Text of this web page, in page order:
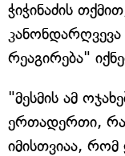
ჭიჭინაძის
რეაგირება"
"მესმის ამ
ერთადერთი,
იმისთვიაა,